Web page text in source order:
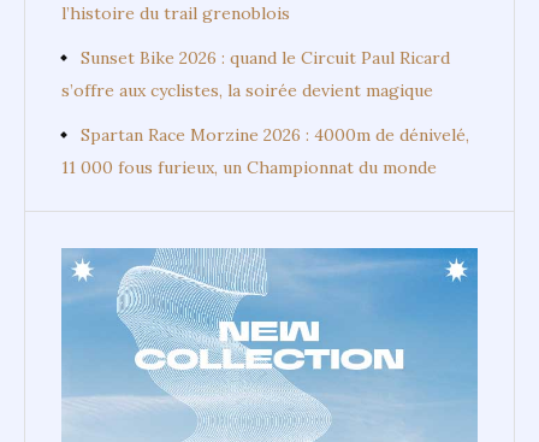
l’histoire du trail grenoblois
Sunset Bike 2026 : quand le Circuit Paul Ricard
s’offre aux cyclistes, la soirée devient magique
Spartan Race Morzine 2026 : 4000m de dénivelé,
11 000 fous furieux, un Championnat du monde